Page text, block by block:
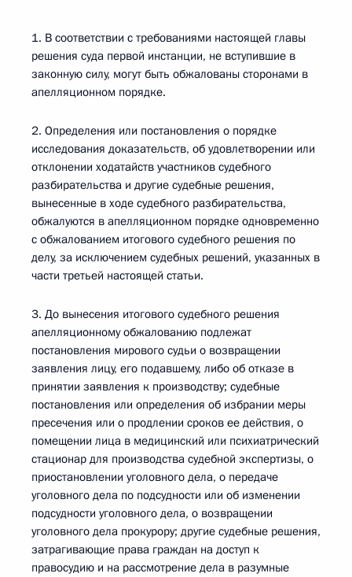
1. В соответствии с требованиями настоящей главы
решения суда первой инстанции, не вступившие в
законную силу, могут быть обжалованы сторонами в
апелляционном порядке.
2. Определения или постановления о порядке
исследования доказательств, об удовлетворении или
отклонении ходатайств участников судебного
разбирательства и другие судебные решения,
вынесенные в ходе судебного разбирательства,
обжалуются в апелляционном порядке одновременно
с обжалованием итогового судебного решения по
делу, за исключением судебных решений, указанных в
части третьей настоящей статьи.
3. До вынесения итогового судебного решения
апелляционному обжалованию подлежат
постановления мирового судьи о возвращении
заявления лицу, его подавшему, либо об отказе в
принятии заявления к производству; судебные
постановления или определения об избрании меры
пресечения или о продлении сроков ее действия, о
помещении лица в медицинский или психиатрический
стационар для производства судебной экспертизы, о
приостановлении уголовного дела, о передаче
уголовного дела по подсудности или об изменении
подсудности уголовного дела, о возвращении
уголовного дела прокурору; другие судебные решения,
затрагивающие права граждан на доступ к
правосудию и на рассмотрение дела в разумные